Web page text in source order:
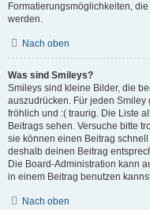
Formatierungsmöglichkeiten,
werden.
Nach oben
Was sind Smileys?
Smileys sind kleine Bilder, die
auszudrücken. Für jeden Smiley
fröhlich und :( traurig. Die Liste
Beitrags sehen. Versuche bitte
sie können einen Beitrag
deshalb deinen Beitrag
Die Board-Administration kann
in einem Beitrag benutzen
Nach oben